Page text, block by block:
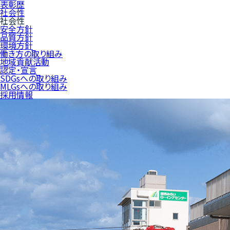
表彰歴
社会性
社会性
安全方針
品質方針
環境方針
働き方の取り組み
地域貢献活動
認定・宣言
SDGsへの取り組み
MLGsへの取り組み
採用情報